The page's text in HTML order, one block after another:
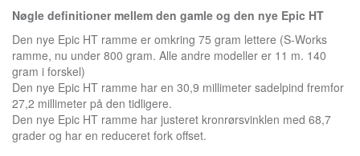
Nøgle definitioner mellem den gamle og den nye Epic HT
Den nye Epic HT ramme er omkring 75 gram lettere (S-Works
ramme, nu under 800 gram. Alle andre modeller er 11 m. 140
gram i forskel)
Den nye Epic HT ramme har en 30,9 millimeter sadelpind fremfor
27,2 millimeter på den tidligere.
Den nye Epic HT ramme har justeret kronrørsvinklen med 68,7
grader og har en reduceret fork offset.